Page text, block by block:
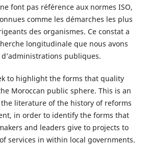
font pas référence aux normes ISO,
comme les démarches les plus
des organismes. Ce constat a
longitudinale que nous avons
publiques.
to highlight the forms that quality
Moroccan public sphere. This is an
literature of the history of reforms
in order to identify the forms that
and leaders give to projects to
services in within local governments.